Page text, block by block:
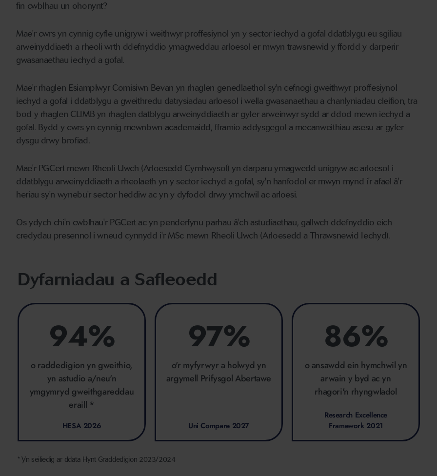
fin cwblhau un ohonynt?
Mae'r cwrs yn cynnig cyfle unigryw i weithwyr proffesiynol yn y sector iechyd a gofal ddatblygu eu sgiliau
arweinyddiaeth a rheoli wrth ddefnyddio ymagweddau arloesol er mwyn trawsnewid y ffordd y darperir
gwasanaethau iechyd a gofal.
Mae'r rhaglen Esiamplwyr Comisiwn Bevan yn rhaglen genedlaethol sy'n cefnogi gweithwyr proffesiynol
iechyd a gofal i ddatblygu a gweithredu datrysiadau arloesol i wella gwasanaethau a chanlyniadau cleifion, tra
bod y rhaglen CLIMB yn rhaglen datblygu arweinyddiaeth ar gyfer arweinwyr sydd ar ddod mewn iechyd a
gofal. Bydd y cwrs yn cynnig mewnbwn academaidd, fframio addysgegol a mecanweithiau asesu ar gyfer
dysgu drwy brofiad.
Mae'r PGCert mewn Rheoli Uwch (Arloesedd Cymhwysol) yn darparu ymagwedd unigryw ac arloesol i
ddatblygu arweinyddiaeth a rheolaeth yn y sector iechyd a gofal, sy'n hanfodol er mwyn mynd i'r afael â'r
heriau sy'n wynebu'r sector heddiw ac yn y dyfodol drwy ymchwil ac arloesi.
Os ydych chi'n cwblhau'r PGCert ac yn penderfynu parhau â'ch astudiaethau, gallwch ddefnyddio eich
credydau presennol i wneud cynnydd i'r MSc mewn Rheoli Uwch (Arloesedd a Thrawsnewid Iechyd).
Dyfarniadau a Safleoedd
94%
o raddedigion yn gweithio,
yn astudio a/neu'n
ymgymryd gweithgareddau
eraill *
HESA 2026
97%
o'r myfyrwyr a holwyd yn
argymell Prifysgol Abertawe
Uni Compare 2027
86%
o ansawdd ein hymchwil yn
arwain y byd ac yn
rhagori'n rhyngwladol
Research Excellence
Framework 2021
* Yn seiliedig ar ddata Hynt Graddedigion 2023/2024